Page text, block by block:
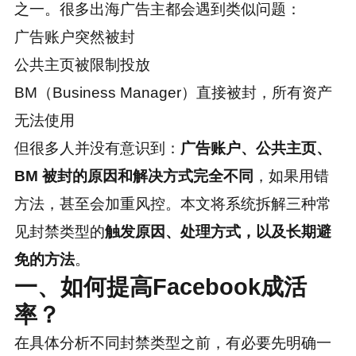
之一。很多出海广告主都会遇到类似问题：
广告账户突然被封
公共主页被限制投放
BM（Business Manager）直接被封，所有资产
无法使用
但很多人并没有意识到： 广告账户、公共主页、
BM 被封的原因和解决方式完全不同 ，如果用错
方法，甚至会加重风控。本文将系统拆解三种常
见封禁类型的触发原因、处理方式，以及长期避
免的方法。
一、如何提高Facebook成活
率？
在具体分析不同封禁类型之前，有必要先明确一